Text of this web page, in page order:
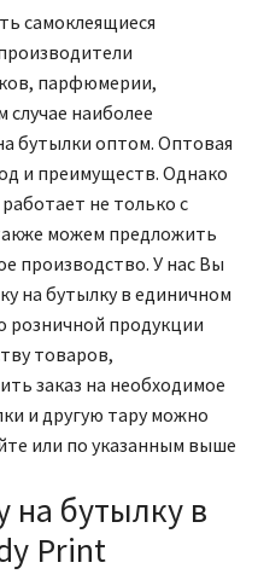
самоклеящиеся
парфюмерии,
наиболее
бутылки оптом. Оптовая
и преимуществ. Однако
не только с
можем предложить
производство. У нас Вы
на бутылку в единичном
розничной продукции
товаров,
заказ на необходимое
и другую тару можно
или по указанным выше
на бутылку в
Print